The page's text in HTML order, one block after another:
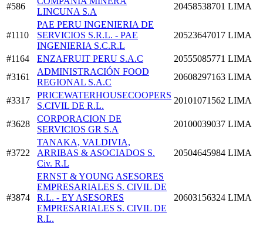
#586
LINCUNA S.A
20458538701 LIMA
#1110
PAE PERU INGENIERIA DE
SERVICIOS S.R.L. - PAE
INGENIERIA S.C.R.L
20523647017 LIMA
#1164 ENZAFRUIT PERU S.A.C 20555085771 LIMA
#3161
ADMINISTRACIÓN FOOD
REGIONAL S.A.C
20608297163 LIMA
#3317
PRICEWATERHOUSECOOPERS
S.CIVIL DE R.L.
20101071562 LIMA
#3628
CORPORACION DE
SERVICIOS GR S.A
20100039037 LIMA
#3722
TANAKA, VALDIVIA,
ARRIBAS & ASOCIADOS S.
Civ. R.L
20504645984 LIMA
#3874
ERNST & YOUNG ASESORES
EMPRESARIALES S. CIVIL DE
R.L. - EY ASESORES
EMPRESARIALES S. CIVIL DE
R.L.
20603156324 LIMA